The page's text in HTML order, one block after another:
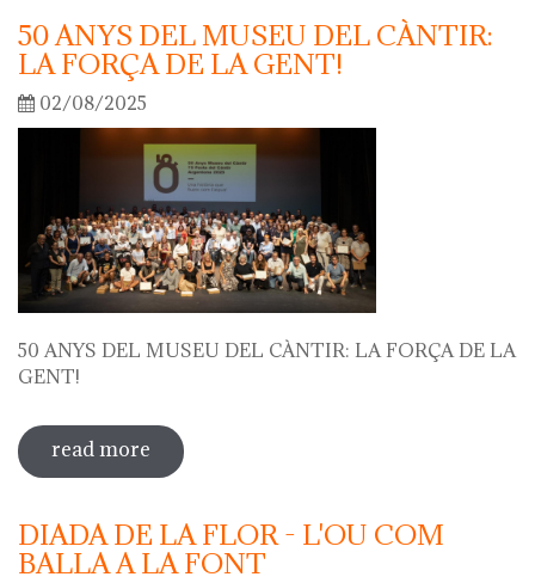
50 ANYS DEL MUSEU DEL CÀNTIR:
LA FORÇA DE LA GENT!
02/08/2025
50 ANYS DEL MUSEU DEL CÀNTIR: LA FORÇA DE LA
GENT!
read more sobre 50 anys del museu del càntir: la
força de la gent!
DIADA DE LA FLOR - L'OU COM
BALLA A LA FONT